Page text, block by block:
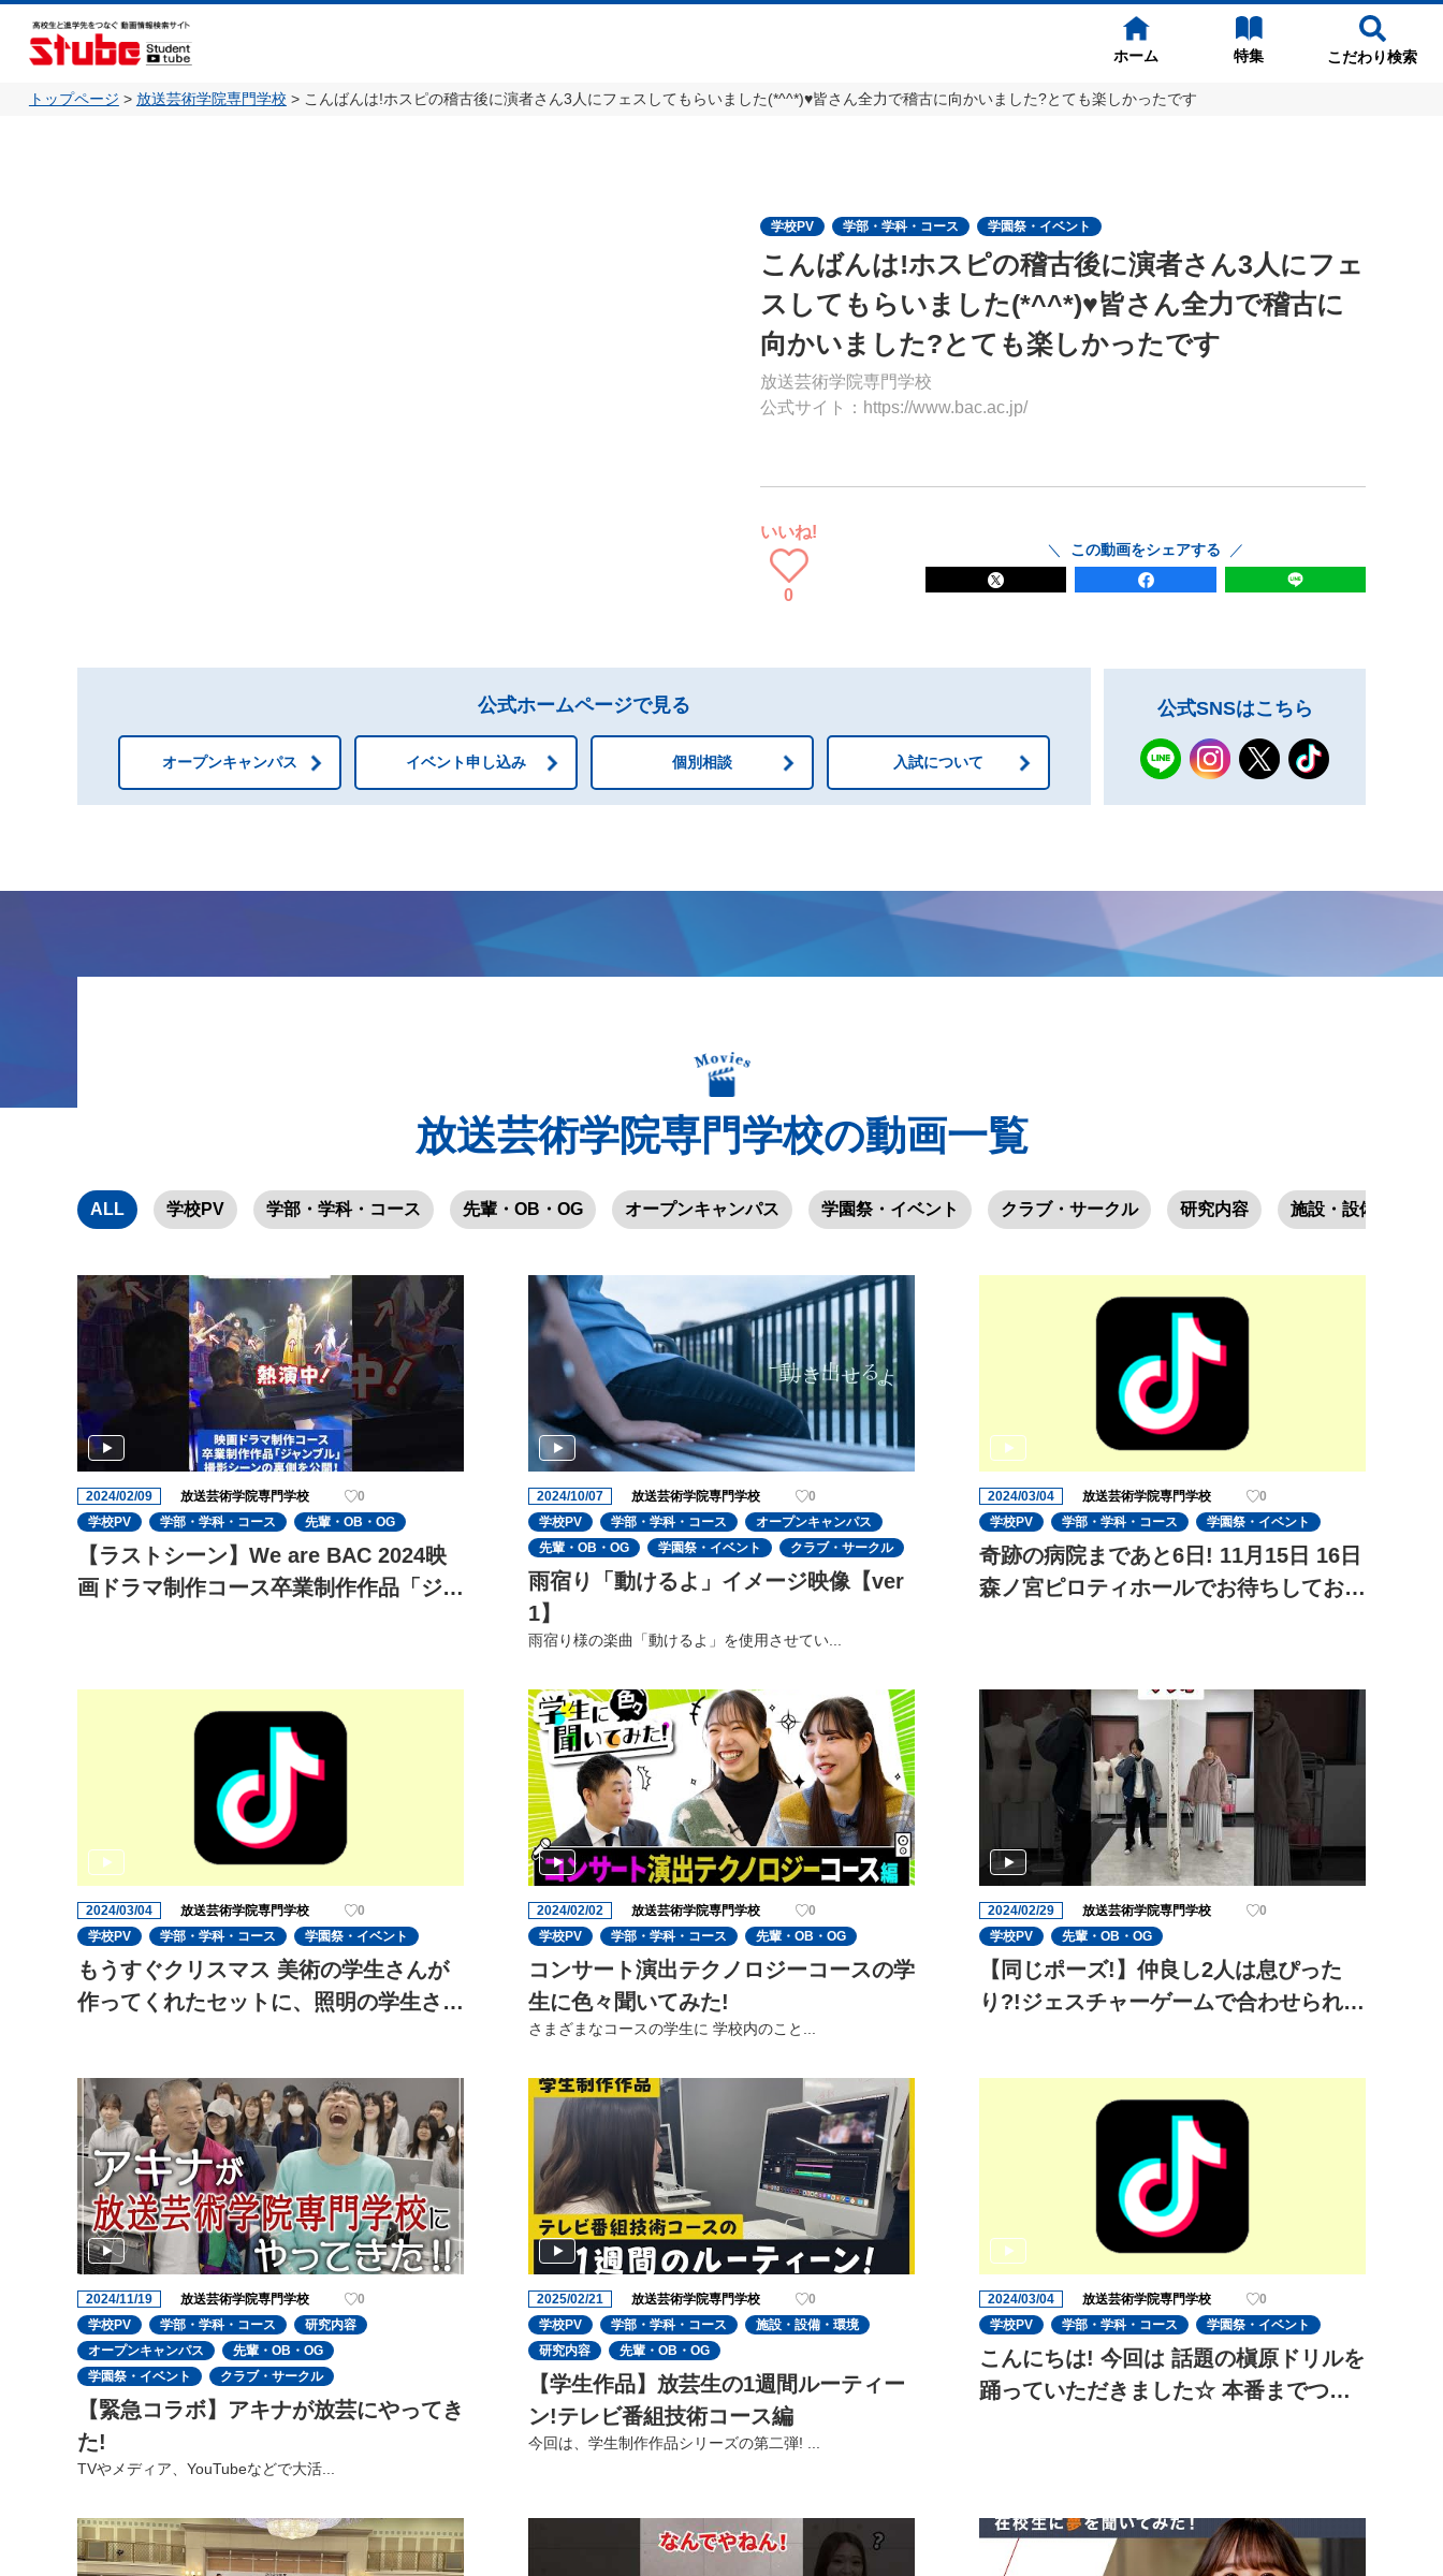
ホーム 特集 こだわり検索
トップページ > 放送芸術学院専門学校 > こんばんは!ホスピの稽古後に演者さん3人にフェスしてもらいました(*^^*)♥️皆さん全力で稽古に向かいました?とても楽しかったです
学校PV 学部・学科・コース 学園祭・イベント
こんばんは!ホスピの稽古後に演者さん3人にフェ
スしてもらいました(*^^*)♥️皆さん全力で稽古に
向かいました?とても楽しかったです
放送芸術学院専門学校
公式サイト：https://www.bac.ac.jp/
いいね!
0
この動画をシェアする
公式ホームページで見る
オープンキャンパス イベント申し込み 個別相談 入試について
公式SNSはこちら
放送芸術学院専門学校の動画一覧
ALL 学校PV 学部・学科・コース 先輩・OB・OG オープンキャンパス 学園祭・イベント クラブ・サークル 研究内容 施設・設備・環境
2024/02/09 放送芸術学院専門学校
0
学校PV
学部・学科・コース 先輩・OB・OG
【ラストシーン】We are BAC 2024映
画ドラマ制作コース卒業制作作品「ジャ
2024/10/07 放送芸術学院専門学校
0
学校PV
学部・学科・コース
オープンキャンパス
先輩・OB・OG
学園祭・イベント クラブ・サークル
雨宿り「動けるよ」イメージ映像【ver
1】
雨宿り様の楽曲「動けるよ」を使用させてい...
2024/03/04 放送芸術学院専門学校
0
学校PV
学部・学科・コース 学園祭・イベント
奇跡の病院まであと6日! 11月15日 16日
森ノ宮ピロティホールでお待ちしており
2024/03/04 放送芸術学院専門学校
0
学校PV
学部・学科・コース 学園祭・イベント
もうすぐクリスマス 美術の学生さんが
作ってくれたセットに、照明の学生さん
2024/02/02 放送芸術学院専門学校
0
学校PV
学部・学科・コース 先輩・OB・OG
コンサート演出テクノロジーコースの学
生に色々聞いてみた!
さまざまなコースの学⽣に 学校内のこと...
2024/02/29 放送芸術学院専門学校
0
学校PV
先輩・OB・OG
【同じポーズ!】仲良し2人は息ぴった
り?!ジェスチャーゲームで合わせられる
2024/11/19 放送芸術学院専門学校
0
学校PV
学部・学科・コース
研究内容
オープンキャンパス
先輩・OB・OG
学園祭・イベント
クラブ・サークル
【緊急コラボ】アキナが放芸にやってき
た!
TVやメディア、YouTubeなどで大活...
2025/02/21 放送芸術学院専門学校
0
学校PV
学部・学科・コース
施設・設備・環境
研究内容
先輩・OB・OG
【学生作品】放芸生の1週間ルーティー
ン!テレビ番組技術コース編
今回は、学生制作作品シリーズの第二弾! ...
2024/03/04 放送芸術学院専門学校
0
学校PV
学部・学科・コース 学園祭・イベント
こんにちは! 今回は 話題の槇原ドリルを
踊っていただきました☆ 本番までつい